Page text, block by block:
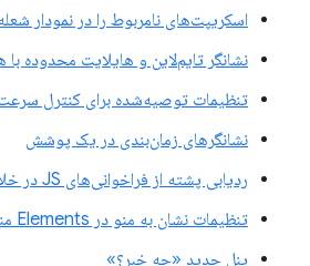
اسکریپت‌های نامربوط را در نمودار
نشانگر تایم‌لاین و هایلایت محدوده با
تنظیمات توصیه‌شده برای کنترل
نشانگرهای زمان‌بندی در یک پوشش
ردیابی پشته از فراخوانی‌های JS در خلاصه
تنظیمات نشان به منو در Elements منتقل شد
پنل جدید «چه خبر؟»